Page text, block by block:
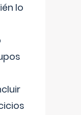
lo